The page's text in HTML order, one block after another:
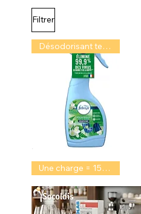
Filtrer
Désodorisant textile
Une charge = 150 lavages